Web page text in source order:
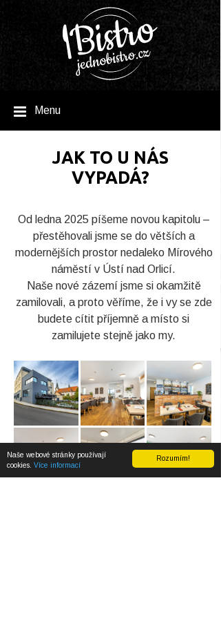
Rozumím!
Naše webové stránky používají
cookies. Více informací
Menu
JAK TO U NÁS
VYPADÁ?
Od ledna 2025 píšeme novou kapitolu –
přestěhovali jsme se do větších a
modernějších prostor nedaleko Mírového
náměstí v Ústí nad Orlicí.
Naše nové zázemí jsme si okamžitě
zamilovali, a proto věříme, že i vy se zde
budete cítit příjemně a místo si
zamilujete stejně jako my.